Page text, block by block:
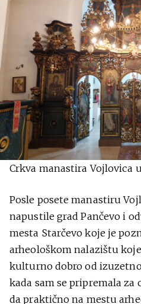
Crkva manastira Vojlovica
Posle posete manastiru
napustile grad Pančevo i
mesta Starčevo koje je
arheološkom nalazištu
kulturno dobro od
kada sam se pripremala za
da praktično na mestu